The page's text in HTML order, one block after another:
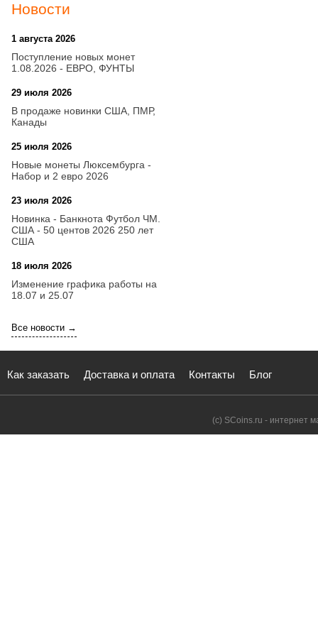
Новости
1 августа 2026
Поступление новых монет
1.08.2026 - ЕВРО, ФУНТЫ
29 июля 2026
В продаже новинки США, ПМР,
Канады
25 июля 2026
Новые монеты Люксембурга -
Набор и 2 евро 2026
23 июля 2026
Новинка - Банкнота Футбол ЧМ.
США - 50 центов 2026 250 лет
США
18 июля 2026
Изменение графика работы на
18.07 и 25.07
Все новости →
Как заказать Доставка и оплата Контакты Блог
(с) SCoins.ru - интернет